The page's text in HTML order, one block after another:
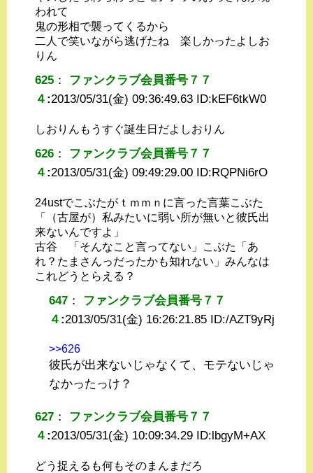
われて
鬼の形相で襲ってくるから
二人で笑いながら逃げたね 楽しかったよしお
りん
625 ： ファンクラブ会員番号７７
４ :2013/05/31(金) 09:36:49.63 ID:kEF6tkW0
しおりんもうすぐ誕生日だよしおりん
626 ： ファンクラブ会員番号７７
４ :2013/05/31(金) 09:49:29.00 ID:RQPNi6rO
24ustでこぶたがｔｍｍｎに言った言葉こぶた
「（古屋が）私みたいに弱い所が無いと彼氏出
来ないんですよ」
古谷 「そんなこと言ってない」こぶた「あ
れ？たまさんっだったかも知れない」みんなは
これどうとらえる？
647 ： ファンクラブ会員番号７７
４ :2013/05/31(金) 16:26:21.85 ID:/AZT9yRj
>>626
彼氏が出来ないじゃなくて、モテないじゃ
なかったっけ？
627 ： ファンクラブ会員番号７７
４ :2013/05/31(金) 10:09:34.29 ID:lbgyM+AX
どう捉えるも何もそのまんまだろ